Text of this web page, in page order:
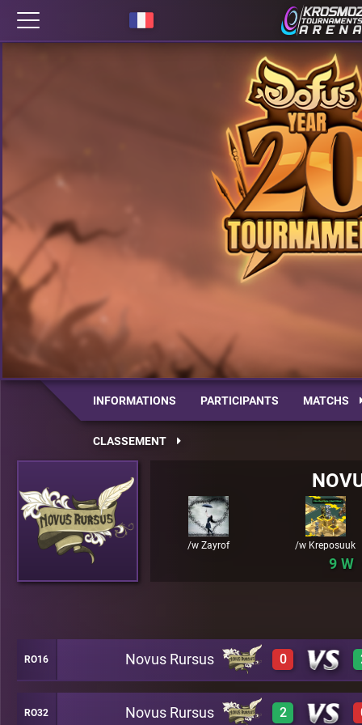
INFORMATIONS PARTICIPANTS MATCHS
CLASSEMENT
/w Zayrof /w Kreposuuk
9
RO16 Novus Rursus 0
-1 A23
RO32 Novus Rursus 2